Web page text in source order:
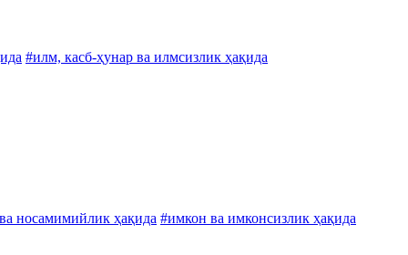
#илм, касб-ҳунар ва илмсизлик ҳақида
носамимийлик ҳақида #имкон ва имконсизлик ҳақида